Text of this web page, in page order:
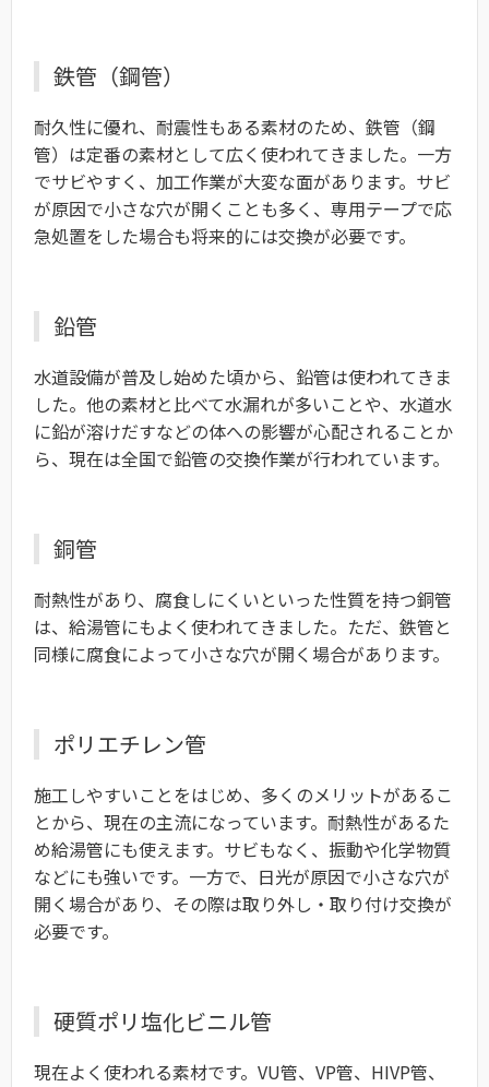
鉄管（鋼管）
耐久性に優れ、耐震性もある素材のため、鉄管（鋼
管）は定番の素材として広く使われてきました。一方
でサビやすく、加工作業が大変な面があります。サビ
が原因で小さな穴が開くことも多く、専用テープで応
急処置をした場合も将来的には交換が必要です。
鉛管
水道設備が普及し始めた頃から、鉛管は使われてきま
した。他の素材と比べて水漏れが多いことや、水道水
に鉛が溶けだすなどの体への影響が心配されることか
ら、現在は全国で鉛管の交換作業が行われています。
銅管
耐熱性があり、腐食しにくいといった性質を持つ銅管
は、給湯管にもよく使われてきました。ただ、鉄管と
同様に腐食によって小さな穴が開く場合があります。
ポリエチレン管
施工しやすいことをはじめ、多くのメリットがあるこ
とから、現在の主流になっています。耐熱性があるた
め給湯管にも使えます。サビもなく、振動や化学物質
などにも強いです。一方で、日光が原因で小さな穴が
開く場合があり、その際は取り外し・取り付け交換が
必要です。
硬質ポリ塩化ビニル管
現在よく使われる素材です。VU管、VP管、HIVP管、